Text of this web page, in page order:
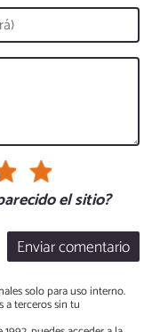
el sitio?
Enviar comentario
solo para uso interno.
a terceros sin tu